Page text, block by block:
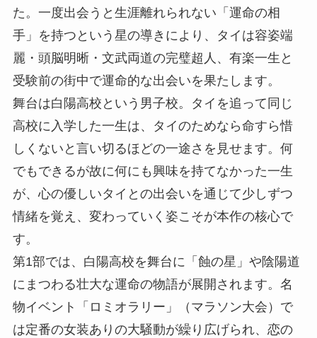
た。一度出会うと生涯離れられない「運命の相
手」を持つという星の導きにより、タイは容姿端
麗・頭脳明晰・文武両道の完璧超人、有楽一生と
受験前の街中で運命的な出会いを果たします。
舞台は白陽高校という男子校。タイを追って同じ
高校に入学した一生は、タイのためなら命すら惜
しくないと言い切るほどの一途さを見せます。何
でもできるが故に何にも興味を持てなかった一生
が、心の優しいタイとの出会いを通じて少しずつ
情緒を覚え、変わっていく姿こそが本作の核心で
す。
第1部では、白陽高校を舞台に「蝕の星」や陰陽道
にまつわる壮大な運命の物語が展開されます。名
物イベント「ロミオラリー」（マラソン大会）で
は定番の女装ありの大騒動が繰り広げられ、恋の